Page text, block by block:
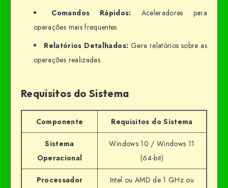
Comandos Rápidos: Aceleradores para
operações mais frequentes.
Relatórios Detalhados: Gera relatórios sobre as
operações realizadas.
Requisitos do Sistema
Componente Requisitos do Sistema
Sistema
Operacional
Windows 10 / Windows 11
(64-bit)
Processador
Intel ou AMD de 1 GHz ou